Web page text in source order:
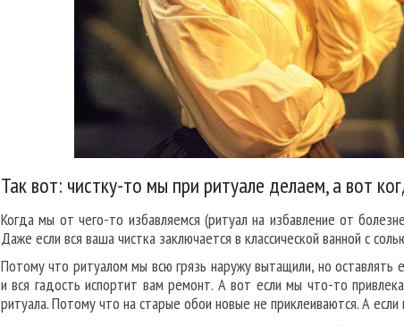
Так вот: чистку-то мы при ритуале делаем, а вот
Когда мы от чего-то избавляемся (ритуал на избавление от
Даже если вся ваша чистка заключается в классической ванной с
Потому что ритуалом мы всю грязь наружу вытащили, но
и вся гадость испортит вам ремонт. А вот если мы что-то
ритуала. Потому что на старые обои новые не приклеиваются. А